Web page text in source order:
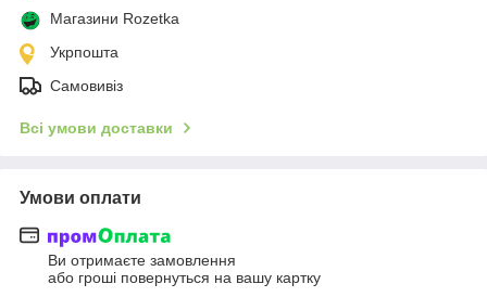
Магазини Rozetka
Укрпошта
Самовивіз
Всі умови доставки
Умови оплати
Ви отримаєте замовлення
або гроші повернуться на вашу картку